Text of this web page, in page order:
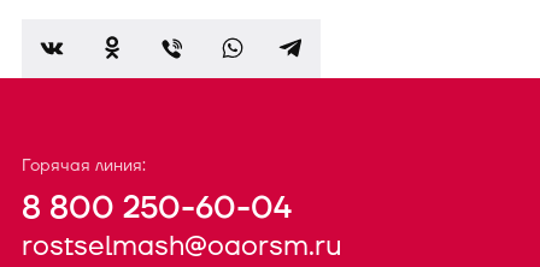
Горячая линия:
8 800 250-60-04
rostselmash@oaorsm.ru